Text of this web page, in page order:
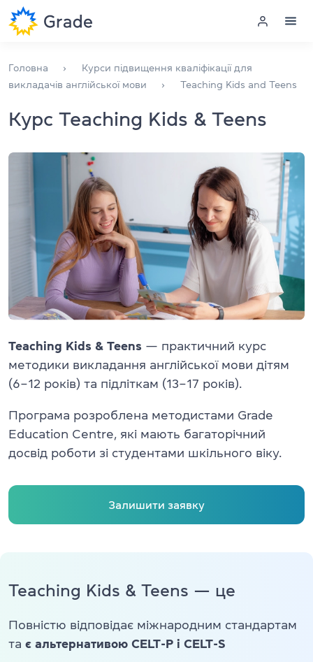
Англійська для компаній
Підготовка до іспитів
Екзаменаційний центр
Більше про нас
Залишити заявку
Мова сайту RU UK EN
(050) 580 11 00
Головна
Курси підвищення кваліфікації для
викладачів англійської мови
Teaching Kids and Teens
Курс Teaching Kids & Teens
Teaching Kids & Teens — практичний курс
методики викладання англійської мови дітям
(6–12 років) та підліткам (13–17 років).
Програма розроблена методистами Grade
Education Centre, які мають багаторічний
досвід роботи зі студентами шкільного віку.
Залишити заявку
Teaching Kids & Teens — це
Повністю відповідає міжнародним стандартам
та є альтернативою CELT-P і CELT-S